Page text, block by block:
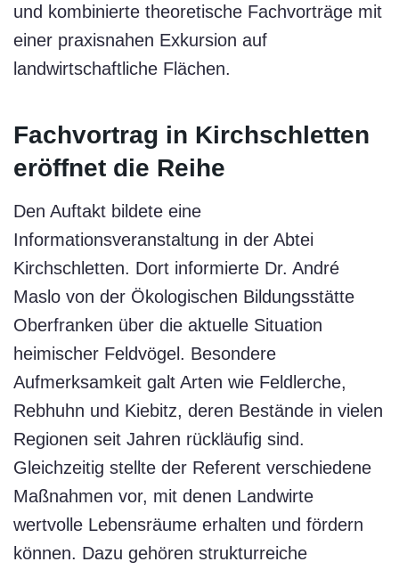
und kombinierte theoretische Fachvorträge mit
einer praxisnahen Exkursion auf
landwirtschaftliche Flächen.
Fachvortrag in Kirchschletten
eröffnet die Reihe
Den Auftakt bildete eine
Informationsveranstaltung in der Abtei
Kirchschletten. Dort informierte Dr. André
Maslo von der Ökologischen Bildungsstätte
Oberfranken über die aktuelle Situation
heimischer Feldvögel. Besondere
Aufmerksamkeit galt Arten wie Feldlerche,
Rebhuhn und Kiebitz, deren Bestände in vielen
Regionen seit Jahren rückläufig sind.
Gleichzeitig stellte der Referent verschiedene
Maßnahmen vor, mit denen Landwirte
wertvolle Lebensräume erhalten und fördern
können. Dazu gehören strukturreiche